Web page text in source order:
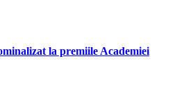
la premiile Academiei